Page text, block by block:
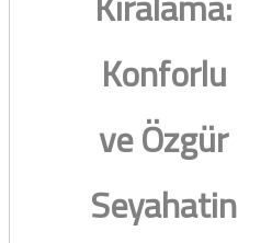
Konforlu
ve Özgür
Seyahatin